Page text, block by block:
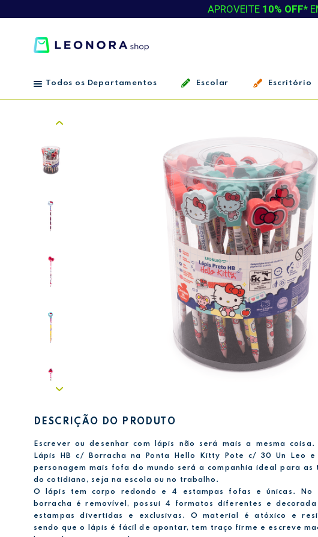
APROVEITE 10% OFF*
Todos os Departamentos Escolar Escritório
DESCRIÇÃO DO PRODUTO
Escrever ou desenhar com lápis não será mais a mesma coisa.
Lápis HB c/ Borracha na Ponta Hello Kitty Pote c/ 30 Un Leo e
personagem mais fofa do mundo será a companhia ideal para as
do cotidiano, seja na escola ou no trabalho.
O lápis tem corpo redondo e 4 estampas fofas e únicas. No
borracha é removível, possui 4 formatos diferentes e decorada
estampas divertidas e exclusivas. O material é atóxico e
sendo que o lápis é fácil de apontar, tem traço firme e escreve